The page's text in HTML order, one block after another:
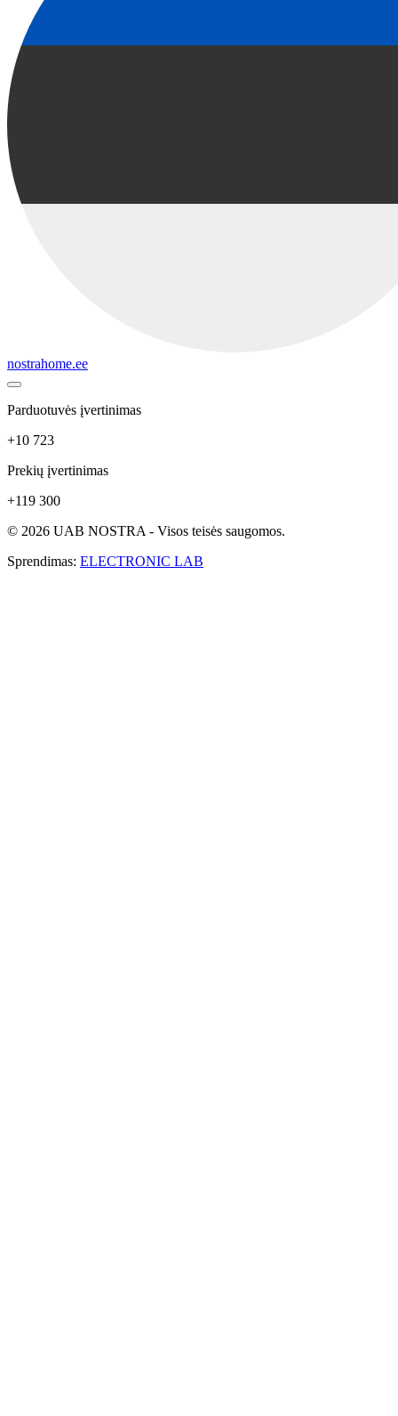
nostrahome.ee
Parduotuvės įvertinimas
+10 723
Prekių įvertinimas
+119 300
© 2026 UAB NOSTRA - Visos teisės saugomos.
Sprendimas: ELECTRONIC LAB